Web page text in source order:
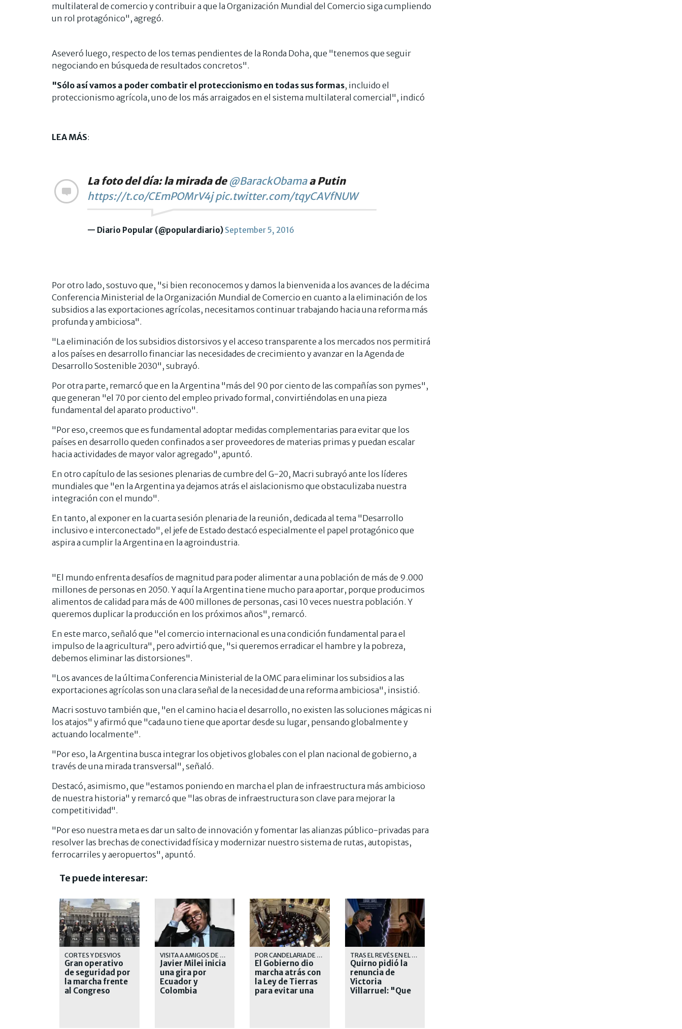
multilateral de comercio y contribuir a que la Organización Mundial del Comercio siga cumpliendo
un rol protagónico", agregó.
Aseveró luego, respecto de los temas pendientes de la Ronda Doha, que "tenemos que seguir
negociando en búsqueda de resultados concretos".
"Sólo así vamos a poder combatir el proteccionismo en todas sus formas, incluido el
proteccionismo agrícola, uno de los más arraigados en el sistema multilateral comercial", indicó
LEA MÁS:
La foto del día: la mirada de @BarackObamaa Putin
https://t.co/CEmPOMrV4j pic.twitter.com/tqyCAVfNUW
— Diario Popular (@populardiario) September 5, 2016
Por otro lado, sostuvo que, "si bien reconocemos y damos la bienvenida a los avances de la décima
Conferencia Ministerial de la Organización Mundial de Comercio en cuanto a la eliminación de los
subsidios a las exportaciones agrícolas, necesitamos continuar trabajando hacia una reforma más
profunda y ambiciosa".
"La eliminación de los subsidios distorsivos y el acceso transparente a los mercados nos permitirá
a los países en desarrollo financiar las necesidades de crecimiento y avanzar en la Agenda de
Desarrollo Sostenible 2030", subrayó.
Por otra parte, remarcó que en la Argentina "más del 90 por ciento de las compañías son pymes",
que generan "el 70 por ciento del empleo privado formal, convirtiéndolas en una pieza
fundamental del aparato productivo".
"Por eso, creemos que es fundamental adoptar medidas complementarias para evitar que los
países en desarrollo queden confinados a ser proveedores de materias primas y puedan escalar
hacia actividades de mayor valor agregado", apuntó.
En otro capítulo de las sesiones plenarias de cumbre del G-20, Macri subrayó ante los líderes
mundiales que "en la Argentina ya dejamos atrás el aislacionismo que obstaculizaba nuestra
integración con el mundo".
En tanto, al exponer en la cuarta sesión plenaria de la reunión, dedicada al tema "Desarrollo
inclusivo e interconectado", el jefe de Estado destacó especialmente el papel protagónico que
aspira a cumplir la Argentina en la agroindustria.
"El mundo enfrenta desafíos de magnitud para poder alimentar a una población de más de 9.000
millones de personas en 2050. Y aquí la Argentina tiene mucho para aportar, porque producimos
alimentos de calidad para más de 400 millones de personas, casi 10 veces nuestra población. Y
queremos duplicar la producción en los próximos años", remarcó.
En este marco, señaló que "el comercio internacional es una condición fundamental para el
impulso de la agricultura", pero advirtió que, "si queremos erradicar el hambre y la pobreza,
debemos eliminar las distorsiones".
"Los avances de la última Conferencia Ministerial de la OMC para eliminar los subsidios a las
exportaciones agrícolas son una clara señal de la necesidad de una reforma ambiciosa", insistió.
Macri sostuvo también que, "en el camino hacia el desarrollo, no existen las soluciones mágicas ni
los atajos" y afirmó que "cada uno tiene que aportar desde su lugar, pensando globalmente y
actuando localmente".
"Por eso, la Argentina busca integrar los objetivos globales con el plan nacional de gobierno, a
través de una mirada transversal", señaló.
Destacó, asimismo, que "estamos poniendo en marcha el plan de infraestructura más ambicioso
de nuestra historia" y remarcó que "las obras de infraestructura son clave para mejorar la
competitividad".
"Por eso nuestra meta es dar un salto de innovación y fomentar las alianzas público-privadas para
resolver las brechas de conectividad física y modernizar nuestro sistema de rutas, autopistas,
ferrocarriles y aeropuertos", apuntó.
Te puede interesar:
CORTES Y DESVIOS
Gran operativo
de seguridad por
la marcha frente
al Congreso
VISITA A AMIGOS DE DERECHA
Javier Milei inicia
una gira por
Ecuador y
Colombia
POR CANDELARIA DE LA SOTA
El Gobierno dio
marcha atrás con
la Ley de Tierras
para evitar una
TRAS EL REVÉS EN EL SENADO
Quirno pidió la
renuncia de
Victoria
Villarruel: "Que